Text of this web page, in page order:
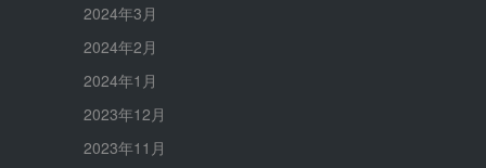
2024年3月
2024年2月
2024年1月
2023年12月
2023年11月